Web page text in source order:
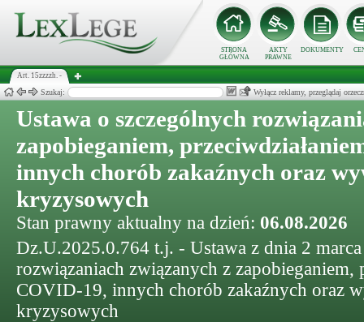
STRONA
GŁÓWNA
AKTY
PRAWNE
DOKUMENTY
Art. 15zzzzh. -
Szukaj: Wyłącz reklamy, przeglądaj
Ustawa o szczególnych
zapobieganiem,
innych chorób zakaźnych oraz
kryzysowych
Stan prawny aktualny na dzień: 06.08.2026
Dz.U.2025.0.764 t.j. - Ustawa z dnia 2
rozwiązaniach związanych z zapobieganiem,
COVID-19, innych chorób zakaźnych oraz
kryzysowych